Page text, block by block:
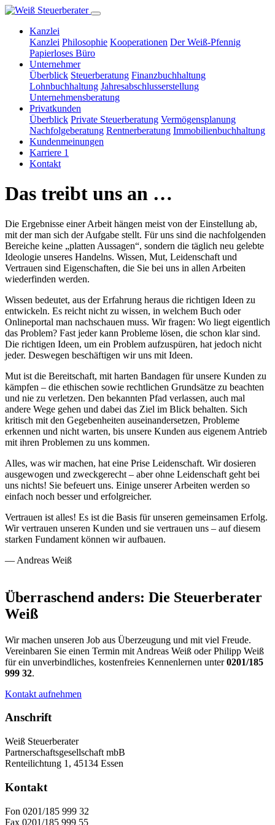
Kanzlei
Kanzlei Philosophie Kooperationen Der Weiß-Pfennig
Papierloses Büro
Unternehmer
Überblick Steuerberatung Finanzbuchhaltung
Lohnbuchhaltung Jahresabschlusserstellung
Unternehmensberatung
Privatkunden
Überblick Private Steuerberatung Vermögensplanung
Nachfolgeberatung Rentnerberatung Immobilienbuchhaltung
Kundenmeinungen
Karriere 1
Kontakt
Das treibt uns an …
Die Ergebnisse einer Arbeit hängen meist von der Einstellung ab,
mit der man sich der Aufgabe stellt. Für uns sind die nachfolgenden
Bereiche keine „platten Aussagen“, sondern die täglich neu gelebte
Ideologie unseres Handelns. Wissen, Mut, Leidenschaft und
Vertrauen sind Eigenschaften, die Sie bei uns in allen Arbeiten
wiederfinden werden.
Wissen bedeutet, aus der Erfahrung heraus die richtigen Ideen zu
entwickeln. Es reicht nicht zu wissen, in welchem Buch oder
Onlineportal man nachschauen muss. Wir fragen: Wo liegt eigentlich
das Problem? Fast jeder kann Probleme lösen, die schon klar sind.
Die richtigen Ideen, um ein Problem aufzuspüren, hat jedoch nicht
jeder. Deswegen beschäftigen wir uns mit Ideen.
Mut ist die Bereitschaft, mit harten Bandagen für unsere Kunden zu
kämpfen – die ethischen sowie rechtlichen Grundsätze zu beachten
und nie zu verletzen. Den bekannten Pfad verlassen, auch mal
andere Wege gehen und dabei das Ziel im Blick behalten. Sich
kritisch mit den Gegebenheiten auseinandersetzen, Probleme
erkennen und nicht warten, bis unsere Kunden aus eigenem Antrieb
mit ihren Problemen zu uns kommen.
Alles, was wir machen, hat eine Prise Leidenschaft. Wir dosieren
ausgewogen und zweckgerecht – aber ohne Leidenschaft geht bei
uns nichts! Sie befeuert uns. Einige unserer Arbeiten werden so
einfach noch besser und erfolgreicher.
Vertrauen ist alles! Es ist die Basis für unseren gemeinsamen Erfolg.
Wir vertrauen unseren Kunden und sie vertrauen uns – auf diesem
starken Fundament können wir aufbauen.
— Andreas Weiß
Überraschend anders: Die Steuerberater
Weiß
Wir machen unseren Job aus Überzeugung und mit viel Freude.
Vereinbaren Sie einen Termin mit Andreas Weiß oder Philipp Weiß
für ein unverbindliches, kostenfreies Kennenlernen unter0201/185
999 32.
Kontakt aufnehmen
Anschrift
Weiß Steuerberater
Partnerschaftsgesellschaft mbB
Renteilichtung 1, 45134 Essen
Kontakt
Fon 0201/185 999 32
Fax 0201/185 999 55